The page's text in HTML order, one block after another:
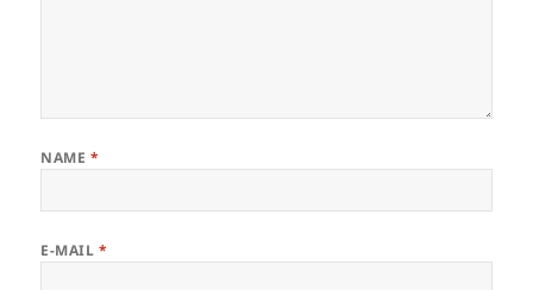
NAME *
E-MAIL *